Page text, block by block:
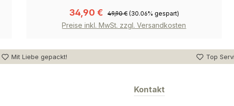
34,90 € 49,90 € (30.06% gespart)
Preise inkl. MwSt. zzgl. Versandkosten
Mit Liebe gepackt! Top
Kontakt